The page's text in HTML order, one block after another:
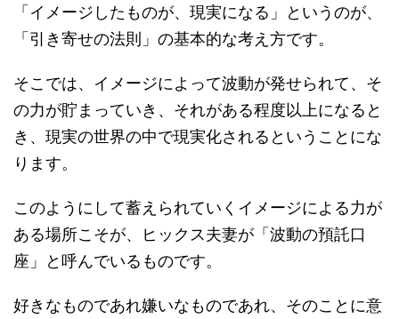
「イメージしたものが、現実になる」というのが、
「引き寄せの法則」の基本的な考え方です。
そこでは、イメージによって波動が発せられて、そ
の力が貯まっていき、それがある程度以上になると
き、現実の世界の中で現実化されるということにな
ります。
このようにして蓄えられていくイメージによる力が
ある場所こそが、ヒックス夫妻が「波動の預託口
座」と呼んでいるものです。
好きなものであれ嫌いなものであれ、そのことに意